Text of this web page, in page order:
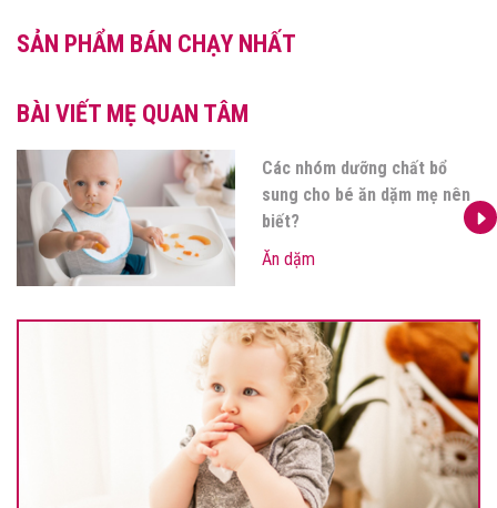
SẢN PHẨM BÁN CHẠY NHẤT
BÀI VIẾT MẸ QUAN TÂM
Các nhóm dưỡng chất bổ
sung cho bé ăn dặm mẹ nên
biết?
Ăn dặm